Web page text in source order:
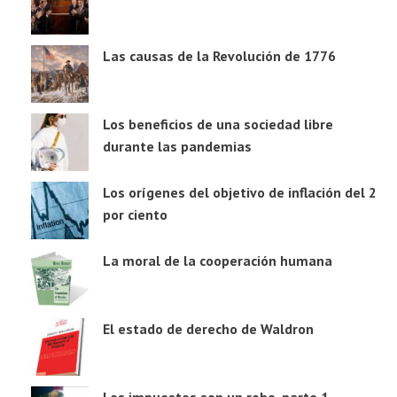
Las causas de la Revolución de 1776
Los beneficios de una sociedad libre
durante las pandemias
Los orígenes del objetivo de inflación del 2
por ciento
La moral de la cooperación humana
El estado de derecho de Waldron